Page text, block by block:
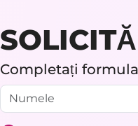
Completați